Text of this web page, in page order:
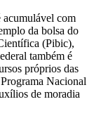
acumulável com
da bolsa do
(Pibic),
também é
próprios das
Nacional
de moradia